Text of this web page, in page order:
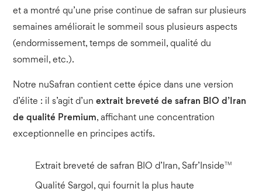
et a montré qu’une prise continue de safran sur plusieurs
semaines améliorait le sommeil sous plusieurs aspects
(endormissement, temps de sommeil, qualité du
sommeil, etc.).
Notre nuSafran contient cette épice dans une version
d’élite : il s’agit d’unextrait breveté de safran BIO d’Iran
de qualité Premium, affichant une concentration
exceptionnelle en principes actifs.
Extrait breveté de safran BIO d’Iran, Safr’InsideTM
Qualité Sargol, qui fournit la plus haute